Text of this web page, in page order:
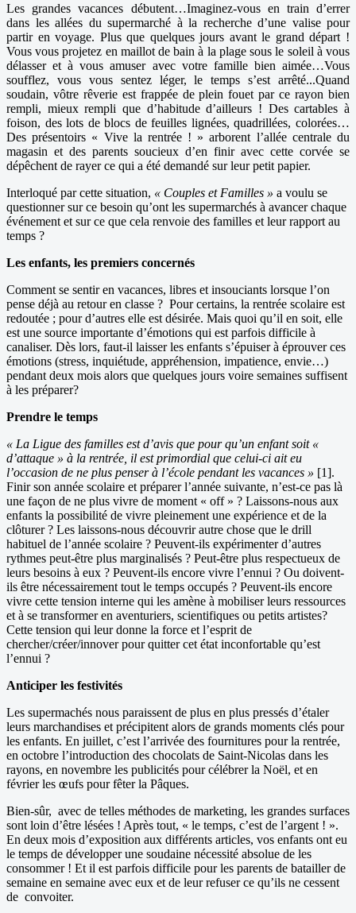
Les grandes vacances débutent…Imaginez-vous en train d’errer
dans les allées du supermarché à la recherche d’une valise pour
partir en voyage. Plus que quelques jours avant le grand départ !
Vous vous projetez en maillot de bain à la plage sous le soleil à vous
délasser et à vous amuser avec votre famille bien aimée…Vous
soufflez, vous vous sentez léger, le temps s’est arrêté...Quand
soudain, vôtre rêverie est frappée de plein fouet par ce rayon bien
rempli, mieux rempli que d’habitude d’ailleurs ! Des cartables à
foison, des lots de blocs de feuilles lignées, quadrillées, colorées…
Des présentoirs « Vive la rentrée ! » arborent l’allée centrale du
magasin et des parents soucieux d’en finir avec cette corvée se
dépêchent de rayer ce qui a été demandé sur leur petit papier.
Interloqué par cette situation, « Couples et Familles » a voulu se
questionner sur ce besoin qu’ont les supermarchés à avancer chaque
événement et sur ce que cela renvoie des familles et leur rapport au
temps ?
Les enfants, les premiers concernés
Comment se sentir en vacances, libres et insouciants lorsque l’on
pense déjà au retour en classe ? Pour certains, la rentrée scolaire est
redoutée ; pour d’autres elle est désirée. Mais quoi qu’il en soit, elle
est une source importante d’émotions qui est parfois difficile à
canaliser. Dès lors, faut-il laisser les enfants s’épuiser à éprouver ces
émotions (stress, inquiétude, appréhension, impatience, envie…)
pendant deux mois alors que quelques jours voire semaines suffisent
à les préparer?
Prendre le temps
« La Ligue des familles est d’avis que pour qu’un enfant soit «
d’attaque » à la rentrée, il est primordial que celui-ci ait eu
l’occasion de ne plus penser à l’école pendant les vacances » [1].
Finir son année scolaire et préparer l’année suivante, n’est-ce pas là
une façon de ne plus vivre de moment « off » ? Laissons-nous aux
enfants la possibilité de vivre pleinement une expérience et de la
clôturer ? Les laissons-nous découvrir autre chose que le drill
habituel de l’année scolaire ? Peuvent-ils expérimenter d’autres
rythmes peut-être plus marginalisés ? Peut-être plus respectueux de
leurs besoins à eux ? Peuvent-ils encore vivre l’ennui ? Ou doivent-
ils être nécessairement tout le temps occupés ? Peuvent-ils encore
vivre cette tension interne qui les amène à mobiliser leurs ressources
et à se transformer en aventuriers, scientifiques ou petits artistes?
Cette tension qui leur donne la force et l’esprit de
chercher/créer/innover pour quitter cet état inconfortable qu’est
l’ennui ?
Anticiper les festivités
Les supermachés nous paraissent de plus en plus pressés d’étaler
leurs marchandises et précipitent alors de grands moments clés pour
les enfants. En juillet, c’est l’arrivée des fournitures pour la rentrée,
en octobre l’introduction des chocolats de Saint-Nicolas dans les
rayons, en novembre les publicités pour célébrer la Noël, et en
février les œufs pour fêter la Pâques.
Bien-sûr, avec de telles méthodes de marketing, les grandes surfaces
sont loin d’être lésées ! Après tout, « le temps, c’est de l’argent ! ».
En deux mois d’exposition aux différents articles, vos enfants ont eu
le temps de développer une soudaine nécessité absolue de les
consommer ! Et il est parfois difficile pour les parents de batailler de
semaine en semaine avec eux et de leur refuser ce qu’ils ne cessent
de convoiter.